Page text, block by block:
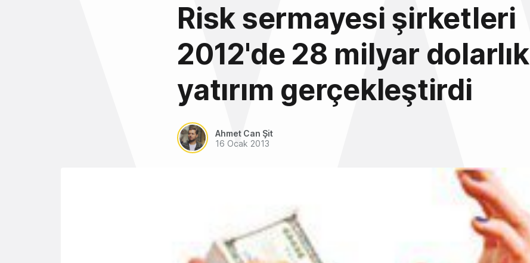
Risk sermayesi şirketleri
2012'de 28 milyar dolarlık
yatırım gerçekleştirdi
Ahmet Can Şit
16 Ocak 2013